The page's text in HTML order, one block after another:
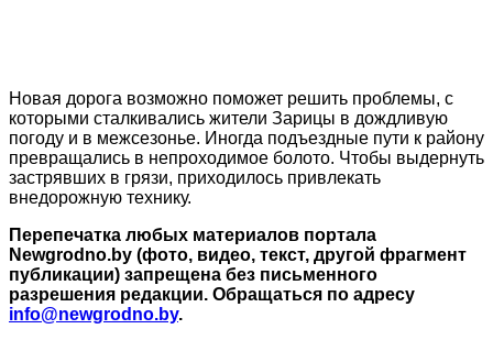
Новая дорога возможно поможет решить проблемы, с
которыми сталкивались жители Зарицы в дождливую
погоду и в межсезонье. Иногда подъездные пути к району
превращались в непроходимое болото. Чтобы выдернуть
застрявших в грязи, приходилось привлекать
внедорожную технику.
Перепечатка любых материалов портала
Newgrodno.by (фото, видео, текст, другой фрагмент
публикации) запрещена без письменного
разрешения редакции. Обращаться по адресу
info@newgrodno.by.